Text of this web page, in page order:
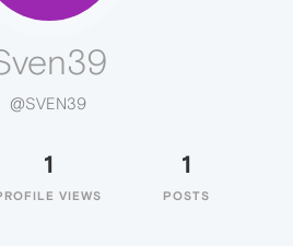
@SVEN39
1
VIEWS
1
POSTS